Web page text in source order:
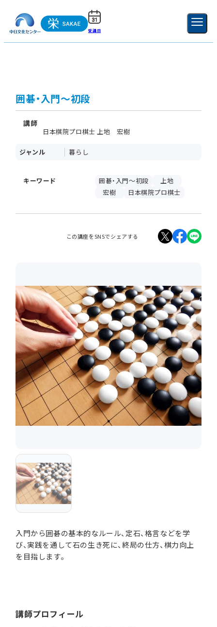
受講日 新規登録
囲碁・入門～初段
講師
日本棋院プロ棋士 上地 宏樹
ジャンル 暮らし
キーワード 囲碁・入門～初段
上地
宏樹
日本棋院プロ棋士
この講座をSNSでシェアする
入門から囲碁の基本的なルール、定石、格言などを学
び、実践を通して石の生き死に、終局の仕方、棋力向上
を目指します。
講師プロフィール